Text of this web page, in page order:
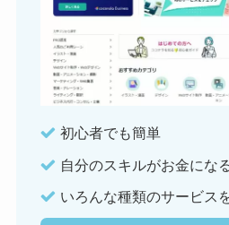
初心者でも簡単
自分のスキルがお金にな
いろんな種類のサービス